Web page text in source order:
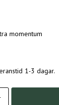
momentum
1-3 dagar.